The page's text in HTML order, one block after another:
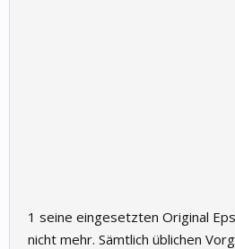
1 seine eingesetzten Original
nicht mehr. Sämtlich üblichen